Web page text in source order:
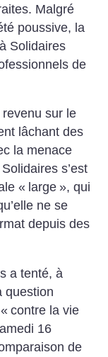
Malgré
poussive, la
Solidaires
de
sur le
lâchant des
la menace
Solidaires s’est
« large », qui
ne se
depuis des
a tenté, à
question
contre la vie
16
de